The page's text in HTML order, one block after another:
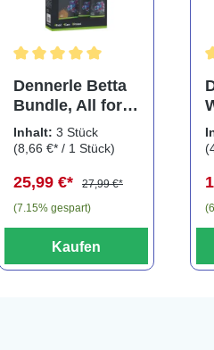
Dennerle Betta
Bundle, All for
Betta, Pflegeset
für
teilig
Inhalt: 3 Stück
(8,66 €* / 1 Stück)
25,99 €*
27,99 €*
(7.15% gespart)
Kaufen